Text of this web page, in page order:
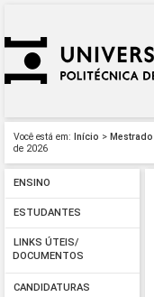
Você está em: Início > Mestrado
de 2026
ENSINO
ESTUDANTES
LINKS ÚTEIS/
DOCUMENTOS
CANDIDATURAS